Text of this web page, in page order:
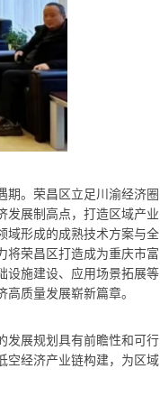
期。荣昌区立足川渝经济圈
发展制高点，打造区域产业
域形成的成熟技术方案与全
将荣昌区打造成为重庆市富
设施建设、应用场景拓展等
质量发展崭新篇章。
发展规划具有前瞻性和可行
空经济产业链构建，为区域